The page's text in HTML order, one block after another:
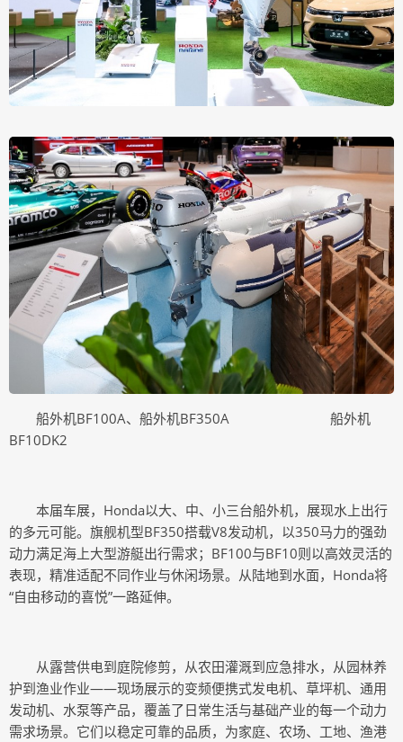
船外机BF100A、船外机BF350A 船外机
BF10DK2
本届车展，Honda以大、中、小三台船外机，展现水上出行
的多元可能。旗舰机型BF350搭载V8发动机，以350马力的强劲
动力满足海上大型游艇出行需求；BF100与BF10则以高效灵活的
表现，精准适配不同作业与休闲场景。从陆地到水面，Honda将
“自由移动的喜悦”一路延伸。
从露营供电到庭院修剪，从农田灌溉到应急排水，从园林养
护到渔业作业——现场展示的变频便携式发电机、草坪机、通用
发动机、水泵等产品，覆盖了日常生活与基础产业的每一个动力
需求场景。它们以稳定可靠的品质，为家庭、农场、工地、渔港